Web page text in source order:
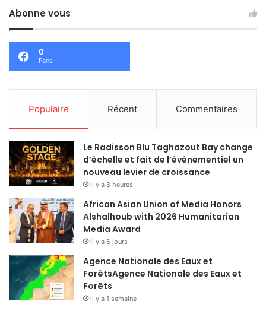
Abonne vous
0
Fans
Populaire Récent Commentaires
Le Radisson Blu Taghazout Bay change
d’échelle et fait de l’événementiel un
nouveau levier de croissance
il y a 8 heures
African Asian Union of Media Honors
Alshalhoub with 2026 Humanitarian
Media Award
il y a 6 jours
Agence Nationale des Eaux et
ForêtsAgence Nationale des Eaux et
Forêts
il y a 1 semaine